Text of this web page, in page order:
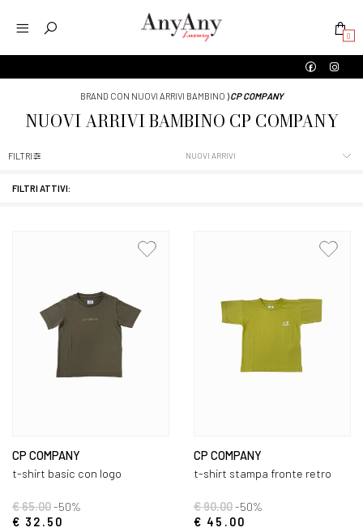
0
BRAND CON NUOVI ARRIVI BAMBINO ⟩CP COMPANY
NUOVI ARRIVIBAMBINO CP COMPANY
FILTRI ATTIVI:
FILTRI
CP COMPANY
t-shirt basic con logo
€ 65.00-50%
€ 32.50
CP COMPANY
t-shirt stampa fronte retro
€ 90.00-50%
€ 45.00